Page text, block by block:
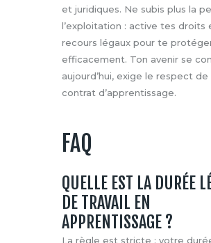
et juridiques. Ne subis plus la
l’exploitation : active tes droits
recours légaux pour te
efficacement. Ton avenir se
aujourd’hui, exige le respect de
contrat d’apprentissage.
FAQ
QUELLE EST LA DURÉE
DE TRAVAIL EN
APPRENTISSAGE ?
La règle est stricte : votre